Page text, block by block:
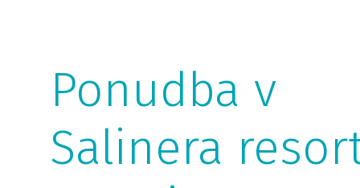
Ponudba v
Salinera